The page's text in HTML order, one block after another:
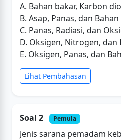
A. Bahan bakar, Karbon
B. Asap, Panas, dan
C. Panas, Radiasi, dan
D. Oksigen, Nitrogen, dan
E. Oksigen, Panas, dan
Lihat Pembahasan
Soal 2 Pemula
Jenis sarana pemadam